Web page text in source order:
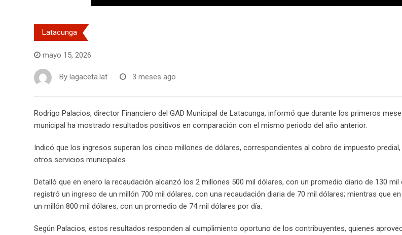
Latacunga
mayo 15, 2026
By lagaceta.lat 3 meses ago
Rodrigo Palacios, director Financiero del GAD Municipal de Latacunga, informó que durante los primeros
municipal ha mostrado resultados positivos en comparación con el mismo periodo del año anterior.
Indicó que los ingresos superan los cinco millones de dólares, correspondientes al cobro de impuesto
otros servicios municipales.
Detalló que en enero la recaudación alcanzó los 2 millones 500 mil dólares, con un promedio diario de 130 mil
registró un ingreso de un millón 700 mil dólares, con una recaudación diaria de 70 mil dólares; mientras que
un millón 800 mil dólares, con un promedio de 74 mil dólares por día.
Según Palacios, estos resultados responden al cumplimiento oportuno de los contribuyentes, quienes